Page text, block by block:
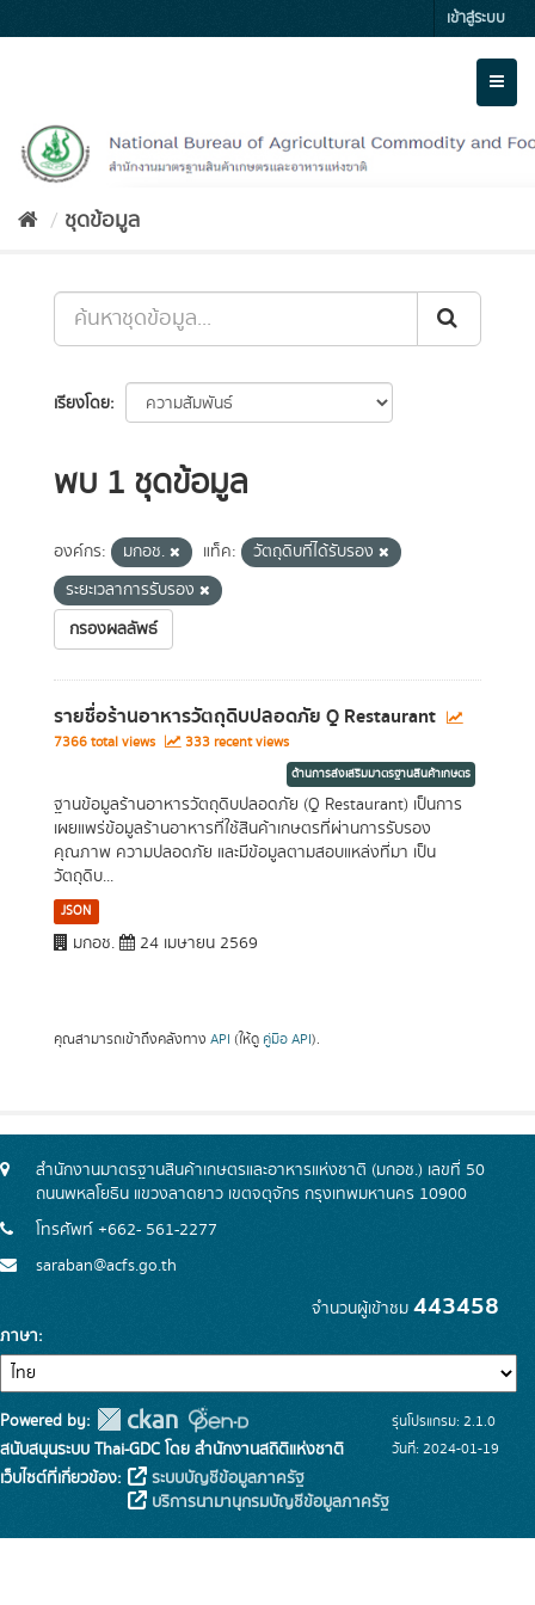
to
เข้าสู่ระบบ
ชุดข้อมูล
เรียงโดย
พบ 1 ชุดข้อมูล
องค์กร: มกอช. แท็ค:
วัตถุดิบที่ได้รับรอง
ระยะเวลาการรับรอง
กรองผลลัพธ์
รายชื่อร้านอาหารวัตถุดิบปลอดภัย Q Restaurant
7366 total views 333 recent views
ด้านการส่งเสริมมาตรฐานสินค้าเกษตร
ฐานข้อมูลร้านอาหารวัตถุดิบปลอดภัย (Q Restaurant) เป็นการ
เผยแพร่ข้อมูลร้านอาหารที่ใช้สินค้าเกษตรที่ผ่านการรับรอง
คุณภาพ ความปลอดภัย และมีข้อมูลตามสอบแหล่งที่มา เป็น
วัตถุดิบ...
JSON
มกอช. 24 เมษายน 2569
คุณสามารถเข้าถึงคลังทาง API (ให้ดู คู่มือ API).
สำนักงานมาตรฐานสินค้าเกษตรและอาหารแห่งชาติ (มกอช.) เลขที่ 50
ถนนพหลโยธิน แขวงลาดยาว เขตจตุจักร กรุงเทพมหานคร 10900
โทรศัพท์ +662- 561-2277
saraban@acfs.go.th
จำนวนผู้เข้าชม 443458
ภาษา
Powered by:
สนับสนุนระบบ Thai-GDC โดย สำนักงานสถิติแห่งชาติ
เว็บไซต์ที่เกี่ยวข้อง:
ระบบบัญชีข้อมูลภาครัฐ
บริการนามานุกรมบัญชีข้อมูลภาครัฐ
รุ่นโปรแกรม: 2.1.0
วันที่: 2024-01-19